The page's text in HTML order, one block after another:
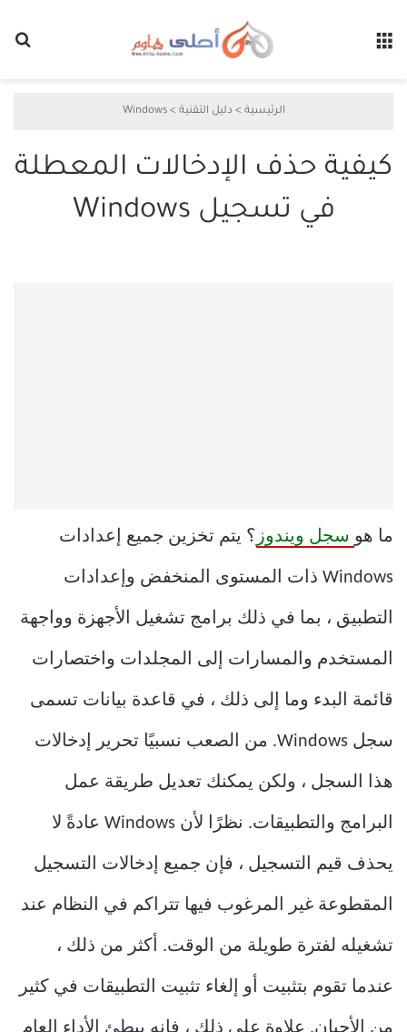
الرئيسية > دليل التقنية >
Windows
كيفية حذف الإدخالات المعطلة
في تسجيل Windows
ما هو سجل ويندوز ؟ يتم تخزين جميع إعدادات
Windows ذات المستوى المنخفض وإعدادات
التطبيق ، بما في ذلك برامج تشغيل الأجهزة وواجهة
المستخدم والمسارات إلى المجلدات واختصارات
قائمة البدء وما إلى ذلك ، في قاعدة بيانات تسمى
سجل Windows. من الصعب نسبيًا تحرير إدخالات
هذا السجل ، ولكن يمكنك تعديل طريقة عمل
البرامج والتطبيقات. نظرًا لأن Windows عادةً لا
يحذف قيم التسجيل ، فإن جميع إدخالات التسجيل
المقطوعة غير المرغوب فيها تتراكم في النظام عند
تشغيله لفترة طويلة من الوقت. أكثر من ذلك ،
عندما تقوم بتثبيت أو إلغاء تثبيت التطبيقات في كثير
من الأحيان. علاوة على ذلك ، فإنه يبطئ الأداء العام